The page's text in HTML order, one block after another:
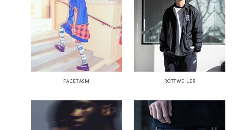
FACETASM ROTTWEILER